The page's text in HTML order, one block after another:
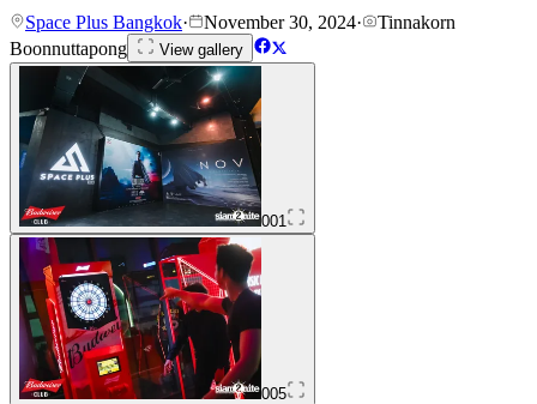
Space Plus Bangkok· November 30, 2024·
Tinnakorn
Boonnuttapong
View gallery
001
005